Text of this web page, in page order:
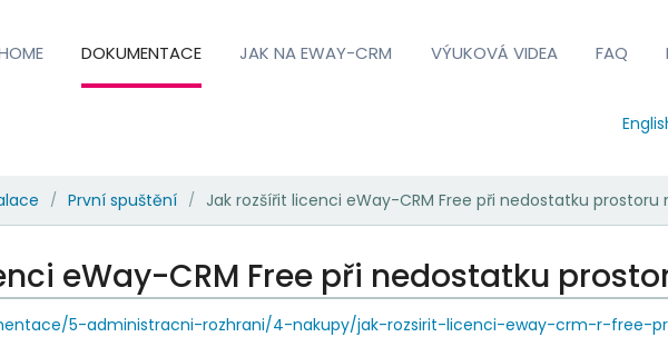
DOKUMENTACE JAK NA EWAY-CRM VÝUKOVÁ VIDEA FAQ
/ První spuštění / Jak rozšířit licenci eWay-CRM Free při nedostatku prostoru
eWay-CRM Free při nedostatku
5-administracni-rozhrani/4-nakupy/jak-rozsirit-licenci-eway-crm-r-free-